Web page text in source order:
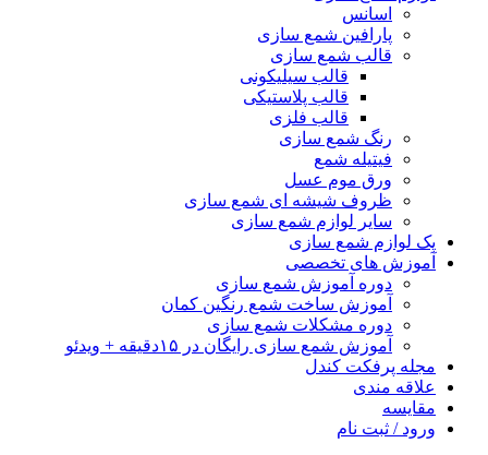
اسانس
پارافین شمع سازی
قالب شمع سازی
قالب سیلیکونی
قالب پلاستیکی
قالب فلزی
رنگ شمع سازی
فیتیله شمع
ورق موم عسل
ظروف شیشه ای شمع سازی
سایر لوازم شمع سازی
پک لوازم شمع سازی
آموزش های تخصصی
دوره آموزش شمع سازی
آموزش ساخت شمع رنگین کمان
دوره مشکلات شمع سازی
آموزش شمع سازی رایگان در ۱۵دقیقه + ویدئو
مجله پرفکت کندل
علاقه مندی
مقايسه
ورود / ثبت نام